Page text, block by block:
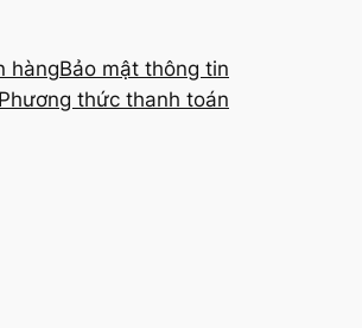
hàngBảo mật thông tin
Phương thức thanh toán